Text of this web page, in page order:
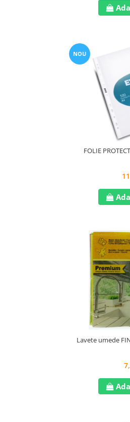
NOU
FOLIE
Lavete umede